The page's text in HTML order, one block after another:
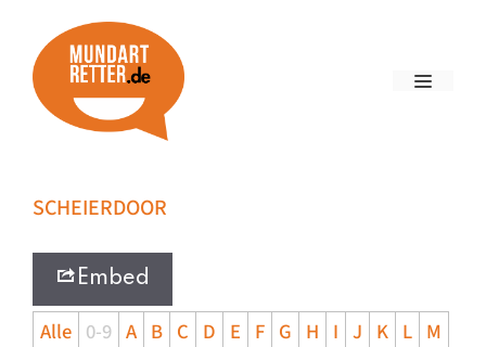
SCHEIERDOOR
Embed
Alle 0-9 A B C D E F G H I J K L M